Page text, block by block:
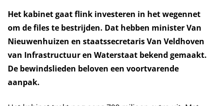
Het kabinet gaat flink investeren in het wegennet
om de files te bestrijden. Dat hebben minister Van
Nieuwenhuizen en staatssecretaris Van Veldhoven
van Infrastructuur en Waterstaat bekend gemaakt.
De bewindslieden beloven een voortvarende
aanpak.